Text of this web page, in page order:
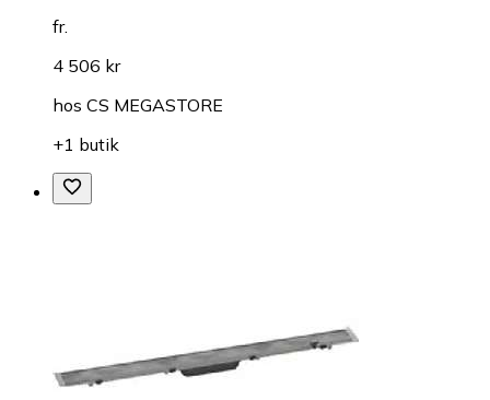
fr.
4 506 kr
hos CS MEGASTORE
+1 butik